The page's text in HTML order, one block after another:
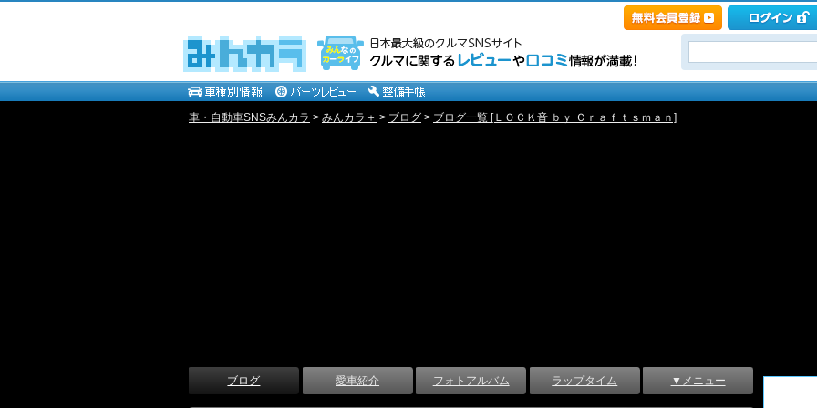
車・自動車SNSみんカラ > みんカラ＋ > ブログ > ブログ一覧 [ＬＯＣＫ音 ｂｙ Ｃｒａｆｔｓｍａｎ]
ブログ 愛車紹介 フォトアルバム ラップタイム ▼メニュー